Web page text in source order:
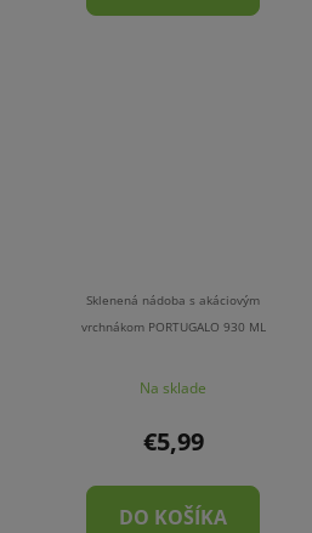
Sklenená nádoba s akáciovým
vrchnákom PORTUGALO 930 ML
Na sklade
€5,99
DO KOŠÍKA